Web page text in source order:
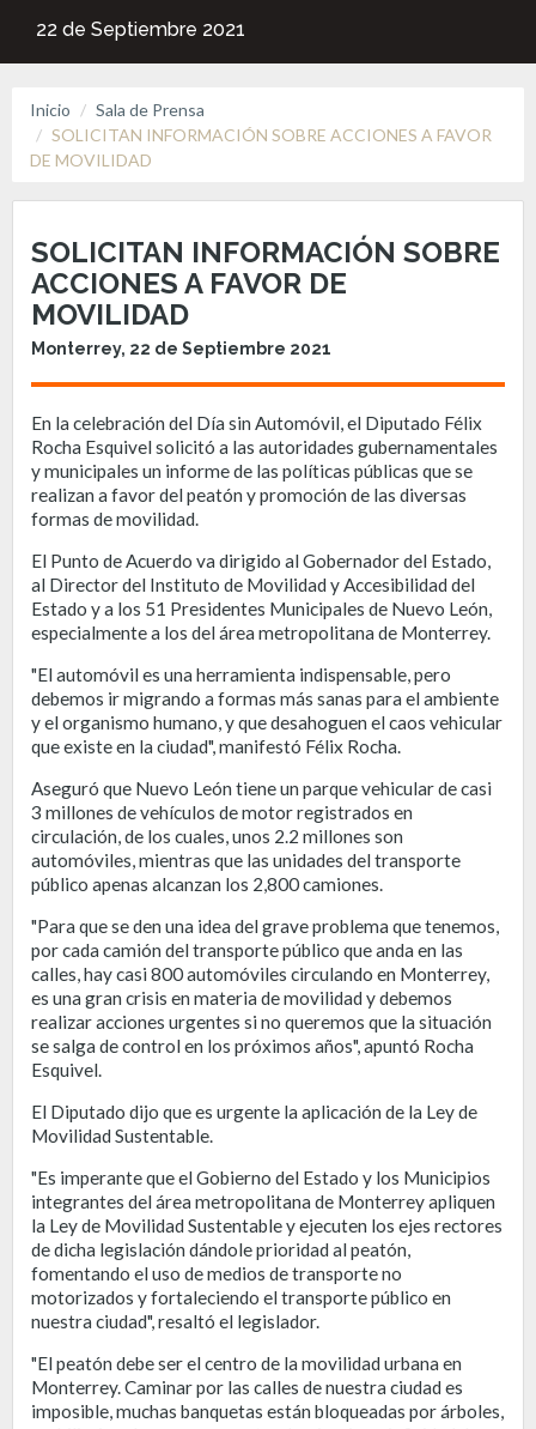
22 de Septiembre 2021
Inicio
Sala de Prensa
SOLICITAN INFORMACIÓN SOBRE ACCIONES A FAVOR
DE MOVILIDAD
SOLICITAN INFORMACIÓN SOBRE
ACCIONES A FAVOR DE
MOVILIDAD
Monterrey, 22 de Septiembre 2021
En la celebración del Día sin Automóvil, el Diputado Félix
Rocha Esquivel solicitó a las autoridades gubernamentales
y municipales un informe de las políticas públicas que se
realizan a favor del peatón y promoción de las diversas
formas de movilidad.
El Punto de Acuerdo va dirigido al Gobernador del Estado,
al Director del Instituto de Movilidad y Accesibilidad del
Estado y a los 51 Presidentes Municipales de Nuevo León,
especialmente a los del área metropolitana de Monterrey.
"El automóvil es una herramienta indispensable, pero
debemos ir migrando a formas más sanas para el ambiente
y el organismo humano, y que desahoguen el caos vehicular
que existe en la ciudad", manifestó Félix Rocha.
Aseguró que Nuevo León tiene un parque vehicular de casi
3 millones de vehículos de motor registrados en
circulación, de los cuales, unos 2.2 millones son
automóviles, mientras que las unidades del transporte
público apenas alcanzan los 2,800 camiones.
"Para que se den una idea del grave problema que tenemos,
por cada camión del transporte público que anda en las
calles, hay casi 800 automóviles circulando en Monterrey,
es una gran crisis en materia de movilidad y debemos
realizar acciones urgentes si no queremos que la situación
se salga de control en los próximos años", apuntó Rocha
Esquivel.
El Diputado dijo que es urgente la aplicación de la Ley de
Movilidad Sustentable.
"Es imperante que el Gobierno del Estado y los Municipios
integrantes del área metropolitana de Monterrey apliquen
la Ley de Movilidad Sustentable y ejecuten los ejes rectores
de dicha legislación dándole prioridad al peatón,
fomentando el uso de medios de transporte no
motorizados y fortaleciendo el transporte público en
nuestra ciudad", resaltó el legislador.
"El peatón debe ser el centro de la movilidad urbana en
Monterrey. Caminar por las calles de nuestra ciudad es
imposible, muchas banquetas están bloqueadas por árboles,